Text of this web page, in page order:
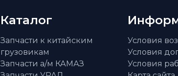
Каталог
Запчасти к китайским
грузовикам
Запчасти а/м КАМАЗ
Условия
Условия
Условия